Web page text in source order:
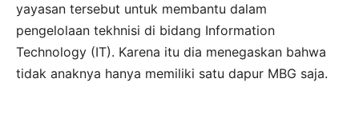
yayasan tersebut untuk membantu dalam
pengelolaan tekhnisi di bidang Information
Technology (IT). Karena itu dia menegaskan bahwa
tidak anaknya hanya memiliki satu dapur MBG saja.